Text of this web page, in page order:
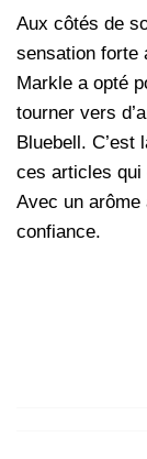
Aux côtés de
sensation forte
Markle a opté
tourner vers
Bluebell. C’est
ces articles
Avec un arôme
confiance.